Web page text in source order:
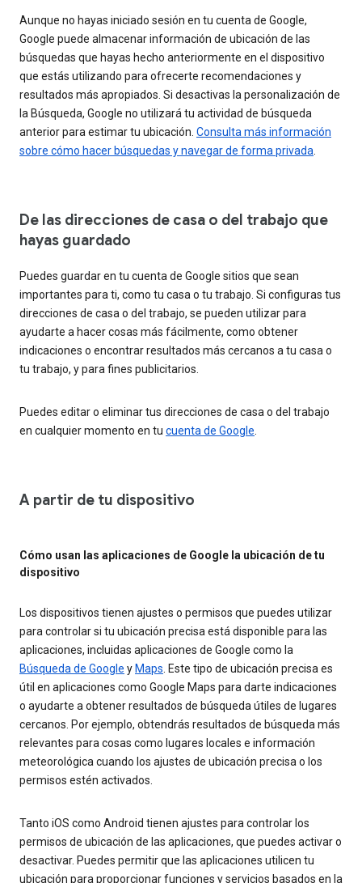
Aunque no hayas iniciado sesión en tu cuenta de Google,
Google puede almacenar información de ubicación de las
búsquedas que hayas hecho anteriormente en el dispositivo
que estás utilizando para ofrecerte recomendaciones y
resultados más apropiados. Si desactivas la personalización de
la Búsqueda, Google no utilizará tu actividad de búsqueda
anterior para estimar tu ubicación. Consulta más información
sobre cómo hacer búsquedas y navegar de forma privada
De las direcciones de casa o del trabajo que
hayas guardado
Puedes guardar en tu cuenta de Google sitios que sean
importantes para ti, como tu casa o tu trabajo. Si configuras tus
direcciones de casa o del trabajo, se pueden utilizar para
ayudarte a hacer cosas más fácilmente, como obtener
indicaciones o encontrar resultados más cercanos a tu casa o
tu trabajo, y para fines publicitarios.
Puedes editar o eliminar tus direcciones de casa o del trabajo
en cualquier momento en tu cuenta de Google
A partir de tu dispositivo
Cómo usan las aplicaciones de Google la ubicación de tu
dispositivo
Los dispositivos tienen ajustes o permisos que puedes utilizar
para controlar si tu ubicación precisa está disponible para las
aplicaciones, incluidas aplicaciones de Google como la
Búsqueda de Google y Maps. Este tipo de ubicación precisa es
útil en aplicaciones como Google Maps para darte indicaciones
o ayudarte a obtener resultados de búsqueda útiles de lugares
cercanos. Por ejemplo, obtendrás resultados de búsqueda más
relevantes para cosas como lugares locales e información
meteorológica cuando los ajustes de ubicación precisa o los
permisos estén activados.
Tanto iOS como Android tienen ajustes para controlar los
permisos de ubicación de las aplicaciones, que puedes activar o
desactivar. Puedes permitir que las aplicaciones utilicen tu
ubicación para proporcionar funciones y servicios basados en la